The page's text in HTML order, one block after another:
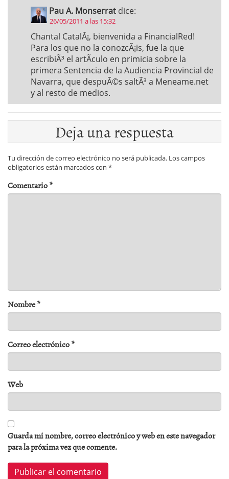
Pau A. Monserrat dice:
26/05/2011 a las 15:32
Chantal CatalÃ¡, bienvenida a FinancialRed!
Para los que no la conozcÃ¡is, fue la que
escribiÃ³ el artÃ­culo en primicia sobre la
primera Sentencia de la Audiencia Provincial de
Navarra, que despuÃ©s saltÃ³ a Meneame.net
y al resto de medios.
Deja una respuesta
Tu dirección de correo electrónico no será publicada. Los campos
obligatorios están marcados con *
Comentario*
Nombre*
Correo electrónico*
Web
Guarda mi nombre, correo electrónico y web en este navegador
para la próxima vez que comente.